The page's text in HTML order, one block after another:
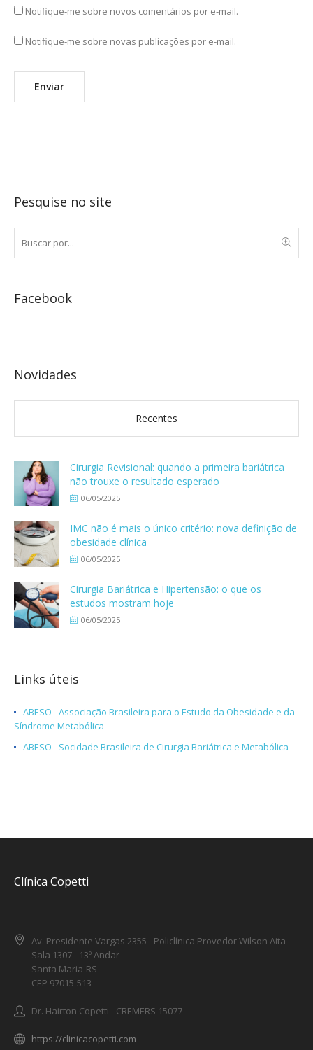
Notifique-me sobre novos comentários por e-mail.
Notifique-me sobre novas publicações por e-mail.
Pesquise no site
Facebook
Novidades
Recentes
Cirurgia Revisional: quando a primeira bariátrica
não trouxe o resultado esperado
06/05/2025
IMC não é mais o único critério: nova definição de
obesidade clínica
06/05/2025
Cirurgia Bariátrica e Hipertensão: o que os
estudos mostram hoje
06/05/2025
Links úteis
ABESO - Associação Brasileira para o Estudo da Obesidade e da
Síndrome Metabólica
ABESO - Socidade Brasileira de Cirurgia Bariátrica e Metabólica
Clínica Copetti
Av. Presidente Vargas 2355 - Policlínica Provedor Wilson Aita
Sala 1307 - 13º Andar
Santa Maria-RS
CEP 97015-513
Dr. Hairton Copetti - CREMERS 15077
https://clinicacopetti.com